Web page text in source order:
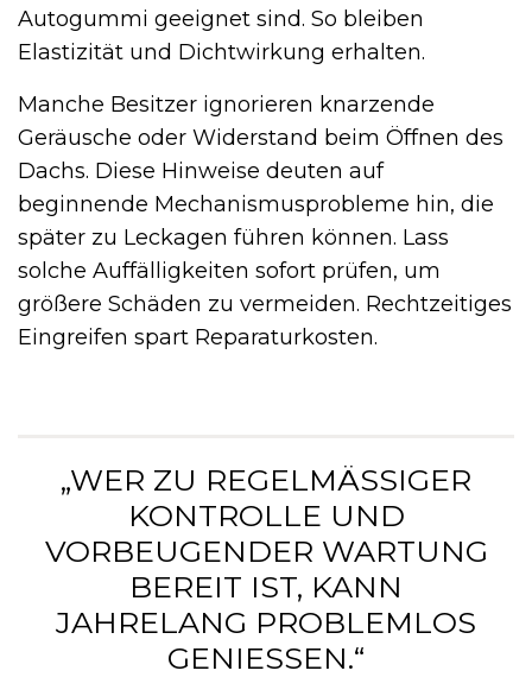
Autogummi geeignet sind. So bleiben
Elastizität und Dichtwirkung erhalten.
Manche Besitzer ignorieren knarzende
Geräusche oder Widerstand beim Öffnen des
Dachs. Diese Hinweise deuten auf
beginnende Mechanismusprobleme hin, die
später zu Leckagen führen können. Lass
solche Auffälligkeiten sofort prüfen, um
größere Schäden zu vermeiden. Rechtzeitiges
Eingreifen spart Reparaturkosten.
„WER ZU REGELMÄSSIGER K
ONTROLLE UND V
ORBEUGENDER WARTUNG B
EREIT IST, KANN J
AHRELANG PROBLEMLOS G
ENIESSEN.“